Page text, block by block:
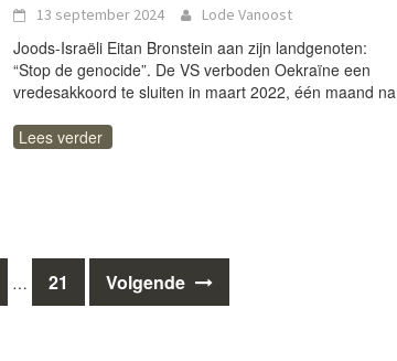
13 september 2024 Lode Vanoost
Joods-Israëli Eitan Bronstein aan zijn landgenoten:
“Stop de genocide”. De VS verboden Oekraïne een
vredesakkoord te sluiten in maart 2022, één maand na
Lees verder
… 21 Volgende